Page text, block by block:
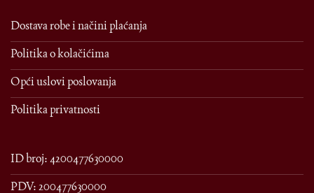
Dostava robe i načini plaćanja
Politika o kolačićima
Opći uslovi poslovanja
Politika privatnosti
ID broj: 4200477630000
PDV: 200477630000